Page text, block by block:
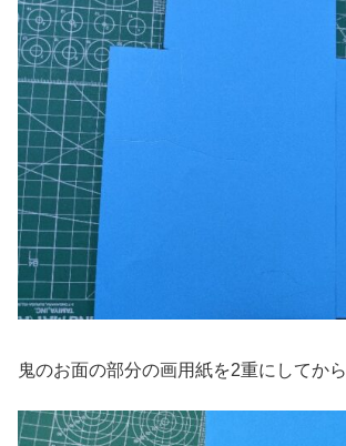
鬼のお面の部分の画用紙を2重にしてから